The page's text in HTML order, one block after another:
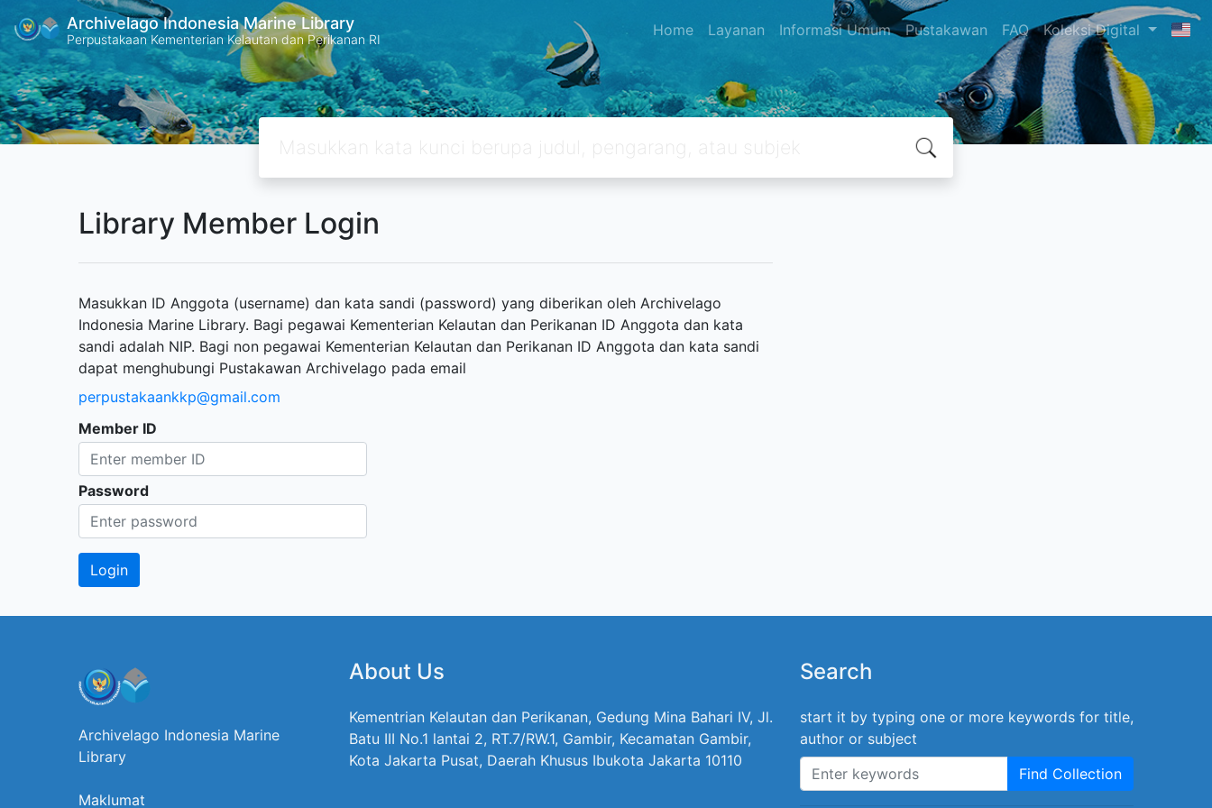
Archivelago Indonesia Marine Library
Perpustakaan Kementerian Kelautan dan Perikanan RI Home Layanan Informasi Umum Pustakawan FAQ Koleksi Digital
Library Member Login
Masukkan ID Anggota (username) dan kata sandi (password) yang diberikan oleh Archivelago
Indonesia Marine Library. Bagi pegawai Kementerian Kelautan dan Perikanan ID Anggota dan kata
sandi adalah NIP. Bagi non pegawai Kementerian Kelautan dan Perikanan ID Anggota dan kata sandi
dapat menghubungi Pustakawan Archivelago pada email
perpustakaankkp@gmail.com
Member ID
Password
Archivelago Indonesia Marine
Library
Maklumat
About Us
Kementrian Kelautan dan Perikanan, Gedung Mina Bahari IV, Jl.
Batu III No.1 lantai 2, RT.7/RW.1, Gambir, Kecamatan Gambir,
Kota Jakarta Pusat, Daerah Khusus Ibukota Jakarta 10110
Search
start it by typing one or more keywords for title,
author or subject
Find Collection